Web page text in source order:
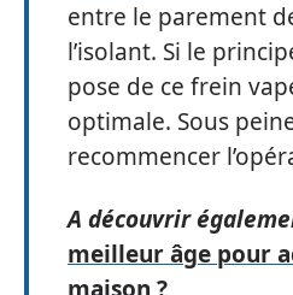
entre le parement
l’isolant. Si le
pose de ce frein
optimale. Sous
recommencer
A découvrir
meilleur âge pour
maison ?